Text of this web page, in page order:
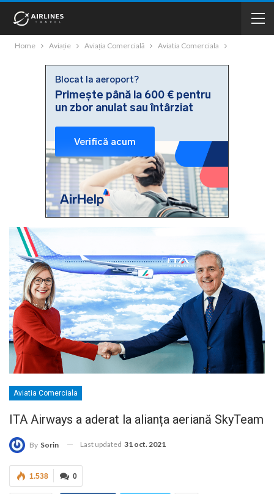
Home Aviație Aviația Comercială Aviatia Comerciala
Aviatia Comerciala
ITA Airways a aderat la alianța aeriană SkyTeam
By Sorin Last updated 31 oct. 2021
0
1.538